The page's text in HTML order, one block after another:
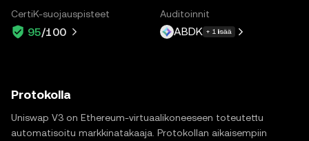
CertiK-suojauspisteet
95/100
Auditoinnit
ABDK + 1 lisää
Protokolla
Uniswap V3 on Ethereum-virtuaalikoneeseen toteutettu
automatisoitu markkinatakaaja. Protokollan aikaisempiin